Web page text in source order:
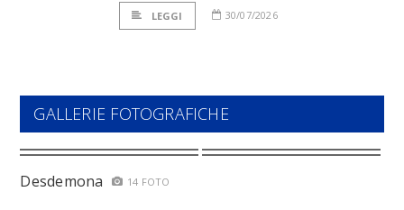
LEGGI 30/07/2026
GALLERIE FOTOGRAFICHE
Desdemona 14 FOTO